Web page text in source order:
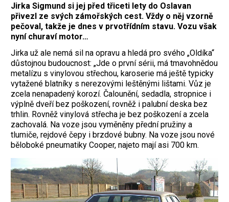
Jirka Sigmund si jej před třiceti lety do Oslavan
přivezl ze svých zámořských cest. Vždy o něj vzorně
pečoval, takže je dnes v prvotřídním stavu. Vozu však
nyní churaví motor…
Jirka už ale nemá sil na opravu a hledá pro svého „Oldíka“
důstojnou budoucnost: „Jde o první sérii, má tmavohnědou
metalízu s vinylovou střechou, karoserie má ještě typicky
vytažené blatníky s nerezovými leštěnými lištami. Vůz je
zcela nenapadený korozí. Čalounění, sedadla, stropnice i
výplně dveří bez poškození, rovněž i palubní deska bez
trhlin. Rovněž vinylová střecha je bez poškození a zcela
zachovalá. Na voze jsou vyměněny přední pružiny a
tlumiče, rejdové čepy i brzdové bubny. Na voze jsou nové
běloboké pneumatiky Cooper, najeto mají asi 700 km.